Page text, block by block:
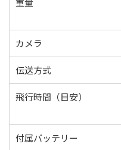
カメラ
伝送方式
飛行時間（目安）
付属バッテリー